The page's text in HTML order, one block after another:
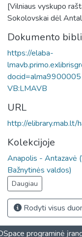
[Vilniaus vyskupo
Sokolovskai dėl
Dokumento
https://elaba-
VB:LMAVB
URL
http://elibrary.mab.lt/
Kolekcijoje
Anapolis - Antazavė
Bažnytinės valdos)
Daugiau
Rodyti visus
programinė